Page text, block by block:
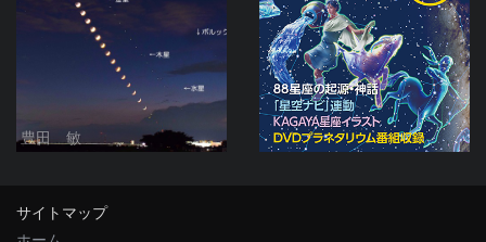
豊田 敏
サイトマップ